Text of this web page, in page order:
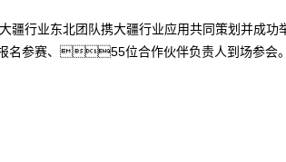
行业东北团队携大疆行业应用共同策划并成
报名参赛、55位合作伙伴负责人到场参